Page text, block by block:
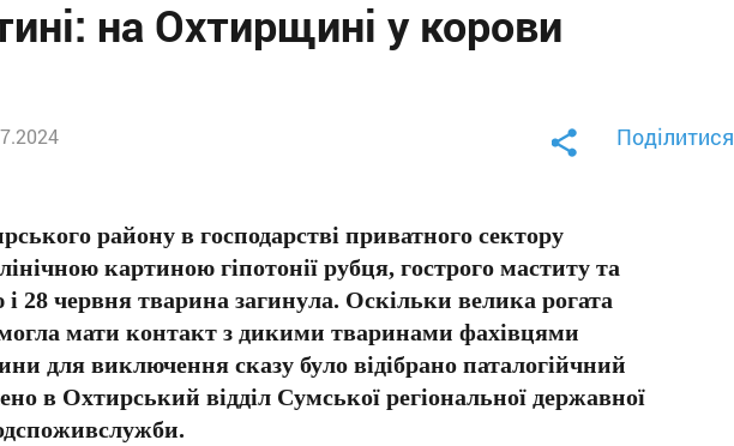
на Охтирщині у корови
Поділитися
району в господарстві приватного сектору
картиною гіпотонії рубця, гострого маститу та
28 червня тварина загинула. Оскільки велика рогата
могла мати контакт з дикими тваринами фахівцями
для виключення сказу було відібрано паталогійчний
в Охтирський відділ Сумської регіональної державної